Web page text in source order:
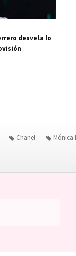
desvela lo
Chanel Mónica